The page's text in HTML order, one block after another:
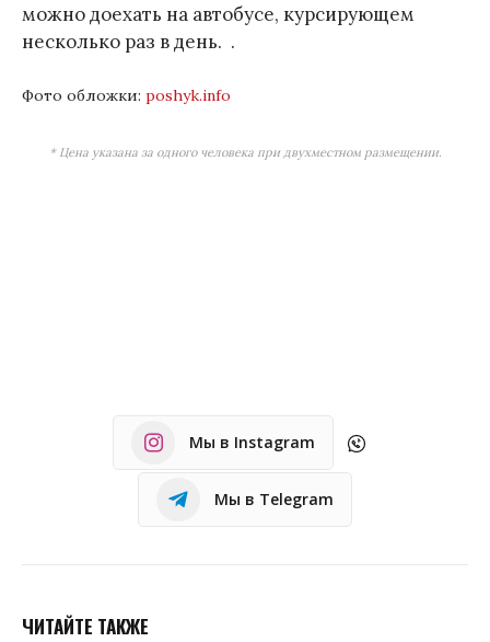
можно доехать на автобусе, курсирующем
несколько раз в день. .
Фото обложки: poshyk.info
* Цена указана за одного человека при двухместном размещении.
Мы в Instagram
Мы в Telegram
ЧИТАЙТЕ ТАКЖЕ